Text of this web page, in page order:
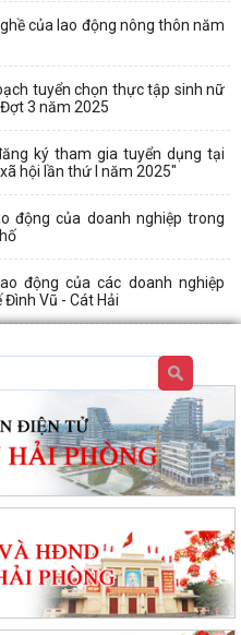
của lao động nông thôn năm
tuyển chọn thực tập sinh nữ
3 năm 2025
ký tham gia tuyển dụng tại
hội lần thứ I năm 2025"
động của doanh nghiệp trong
động của các doanh nghiệp
Vũ - Cát Hải